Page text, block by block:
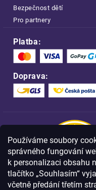
Používáme soubory
správného fungování
k personalizaci obsahu
tlačítko „Souhlasím“
včetně předání třetím
Bezpečnost dětí
Pro partnery
Platba:
Doprava: